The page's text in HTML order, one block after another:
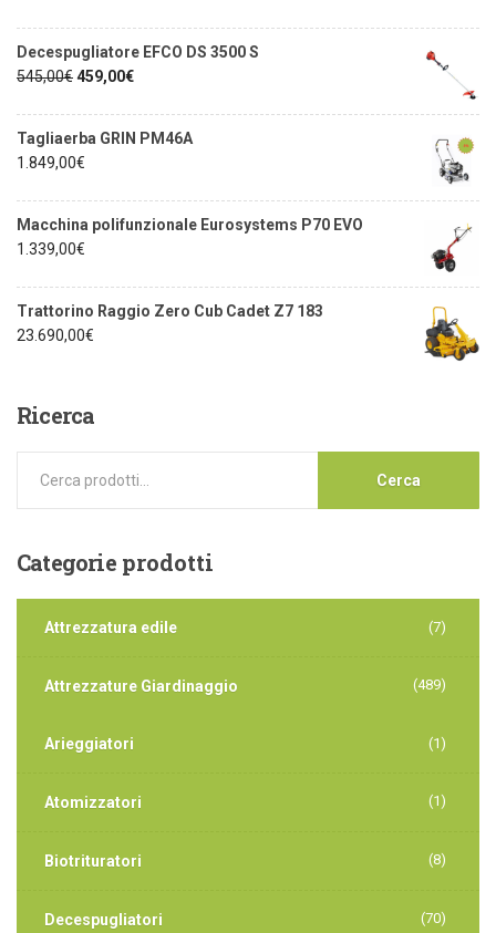
Decespugliatore EFCO DS 3500 S
545,00€459,00€
Tagliaerba GRIN PM46A
1.849,00€
Macchina polifunzionale Eurosystems P70 EVO
1.339,00€
Trattorino Raggio Zero Cub Cadet Z7 183
23.690,00€
Ricerca
Cerca
Categorieprodotti
Attrezzatura edile (7)
Attrezzature Giardinaggio (489)
Arieggiatori (1)
Atomizzatori (1)
Biotrituratori (8)
Decespugliatori (70)